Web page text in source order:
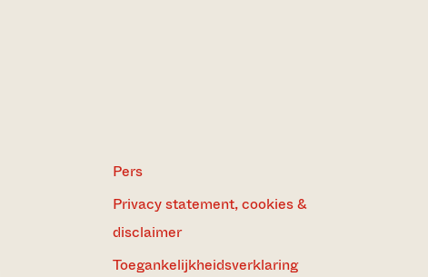
Pers
Privacy statement, cookies &
disclaimer
Toegankelijkheidsverklaring